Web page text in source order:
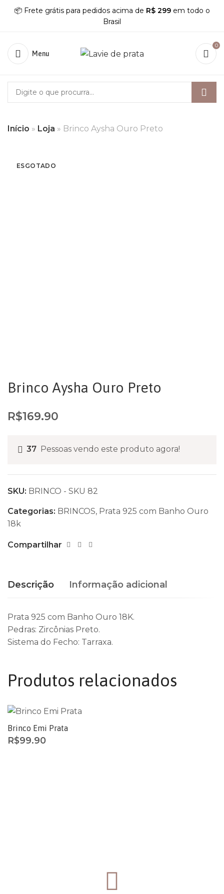
📦 Frete grátis para pedidos acima de R$ 299 em todo o
Brasil
Menu
0
Início » Loja » Brinco Aysha Ouro Preto
ESGOTADO
Brinco Aysha Ouro Preto
R$169.90
37 Pessoas vendo este produto agora!
SKU: BRINCO - SKU 82
Categorias: BRINCOS, Prata 925 com Banho Ouro
18k
Compartilhar
Descrição Informação adicional
Prata 925 com Banho Ouro 18K.
Pedras: Zircônias Preto.
Sistema do Fecho: Tarraxa.
Produtos relacionados
Brinco Emi Prata
R$99.90